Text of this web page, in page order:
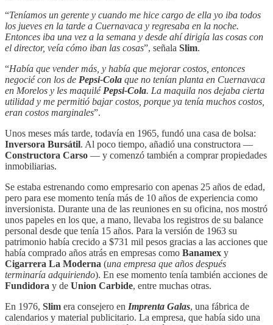
“Teníamos un gerente y cuando me hice cargo de ella yo iba todos
los jueves en la tarde a Cuernavaca y regresaba en la noche.
Entonces iba una vez a la semana y desde ahí dirigía las cosas con
el director, veía cómo iban las cosas”, señala Slim.
“Había que vender más, y había que mejorar costos, entonces
negocié con los de Pepsi-Cola que no tenían planta en Cuernavaca
en Morelos y les maquilé Pepsi-Cola. La maquila nos dejaba cierta
utilidad y me permitió bajar costos, porque ya tenía muchos costos,
eran costos marginales”.
Unos meses más tarde, todavía en 1965, fundó una casa de bolsa:
Inversora Bursátil. Al poco tiempo, añadió una constructora —
Constructora Carso — y comenzó también a comprar propiedades
inmobiliarias.
Se estaba estrenando como empresario con apenas 25 años de edad,
pero para ese momento tenía más de 10 años de experiencia como
inversionista. Durante una de las reuniones en su oficina, nos mostró
unos papeles en los que, a mano, llevaba los registros de su balance
personal desde que tenía 15 años. Para la versión de 1963 su
patrimonio había crecido a $731 mil pesos gracias a las acciones que
había comprado años atrás en empresas como Banamex y
Cigarrera La Moderna (una empresa que años después
terminaría adquiriendo). En ese momento tenía también acciones de
Fundidora y de Union Carbide, entre muchas otras.
En 1976, Slim era consejero en Imprenta Galas, una fábrica de
calendarios y material publicitario. La empresa, que había sido una